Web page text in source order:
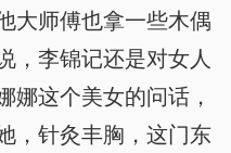
大师傅也拿一些木偶
，李锦记还是对女人
娜这个美女的问话，
，针灸丰胸，这门东